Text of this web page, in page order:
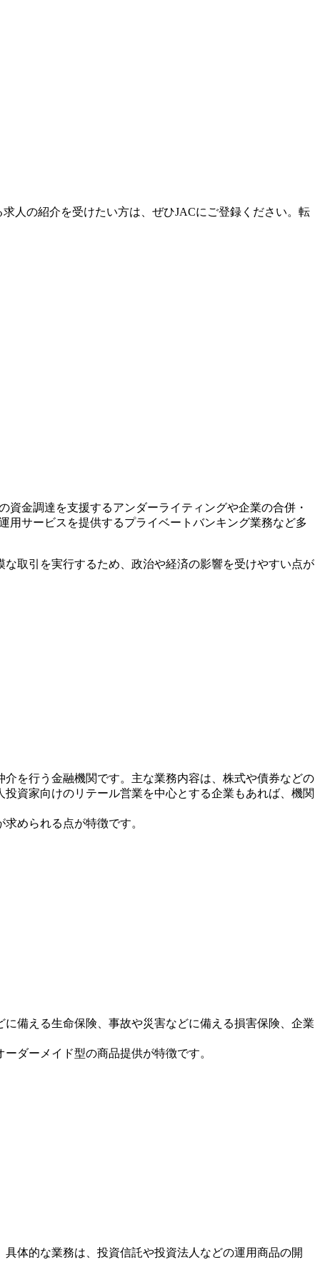
人の紹介を受けたい方は、ぜひJACにご登録ください。転
金調達を支援するアンダーライティングや企業の合併・
サービスを提供するプライベートバンキング業務など多
取引を実行するため、政治や経済の影響を受けやすい点が
を行う金融機関です。主な業務内容は、株式や債券などの
資家向けのリテール営業を中心とする企業もあれば、機関
められる点が特徴です。
備える生命保険、事故や災害などに備える損害保険、企業
ダーメイド型の商品提供が特徴です。
体的な業務は、投資信託や投資法人などの運用商品の開